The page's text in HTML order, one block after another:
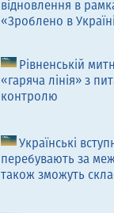
відновлення в
«Зроблено в
Рівненській
«гаряча лінія» з
контролю
Українські
перебувають за
також зможуть